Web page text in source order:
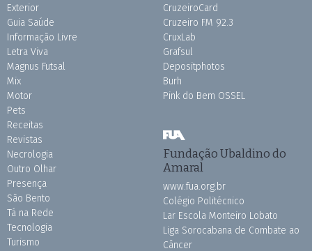
Exterior
Guia Saúde
Informação Livre
Letra Viva
Magnus Futsal
Mix
Motor
Pets
Receitas
Revistas
Necrologia
Outro Olhar
Presença
São Bento
Tá na Rede
Tecnologia
Turismo
CruzeiroCard
Cruzeiro FM 92.3
CruxLab
Grafsul
Depositphotos
Burh
Pink do Bem OSSEL
Fundação Ubaldino do
Amaral
www.fua.org.br
Colégio Politécnico
Lar Escola Monteiro Lobato
Liga Sorocabana de Combate ao
Câncer